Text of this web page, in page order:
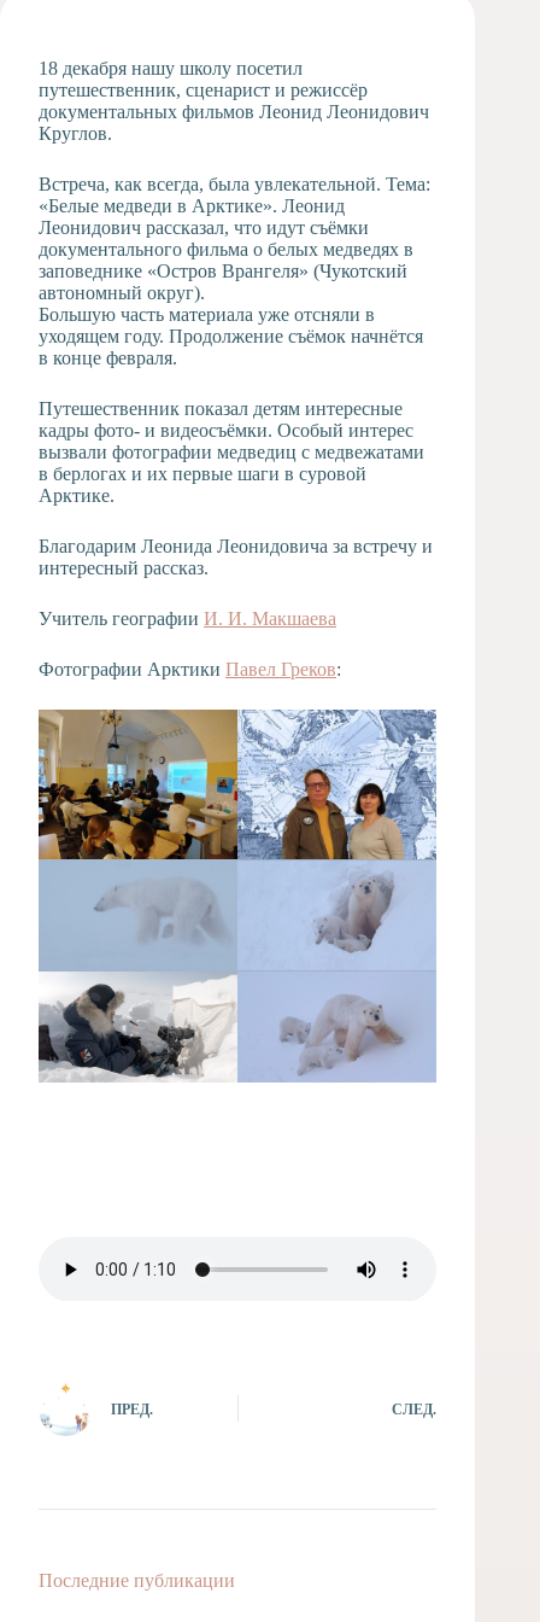
Музыкальное
отделение
Тьюторская
служба
18 декабря нашу школу посетил
путешественник, сценарист и режиссёр
документальных фильмов Леонид Леонидович
Круглов.
Встреча, как всегда, была увлекательной. Тема:
«Белые медведи в Арктике». Леонид
Леонидович рассказал, что идут съёмки
документального фильма о белых медведях в
заповеднике «Остров Врангеля» (Чукотский
автономный округ).
Большую часть материала уже отсняли в
уходящем году. Продолжение съёмок начнётся
в конце февраля.
Путешественник показал детям интересные
кадры фото- и видеосъёмки. Особый интерес
вызвали фотографии медведиц с медвежатами
в берлогах и их первые шаги в суровой
Арктике.
Благодарим Леонида Леонидовича за встречу и
интересный рассказ.
Учитель географии И. И. Макшаева
Фотографии Арктики Павел Греков:
ПРЕД. СЛЕД.
Последние публикации